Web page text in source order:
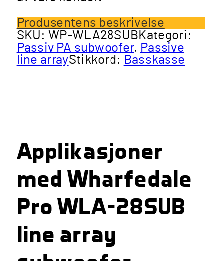
Produsentens beskrivelse
SKU: WP-WLA28SUB Kategori:
Passiv PA subwoofer, Passive
line arrayStikkord: Basskasse
Applikasjoner
med Wharfedale
Pro WLA-28SUB
line array